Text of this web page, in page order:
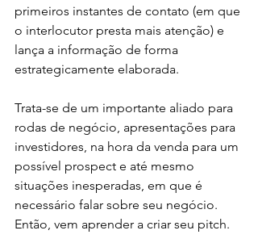
primeiros instantes de contato (em que
o interlocutor presta mais atenção) e
lança a informação de forma
estrategicamente elaborada.
Trata-se de um importante aliado para
rodas de negócio, apresentações para
investidores, na hora da venda para um
possível prospect e até mesmo
situações inesperadas, em que é
necessário falar sobre seu negócio.
Então, vem aprender a criar seu pitch.